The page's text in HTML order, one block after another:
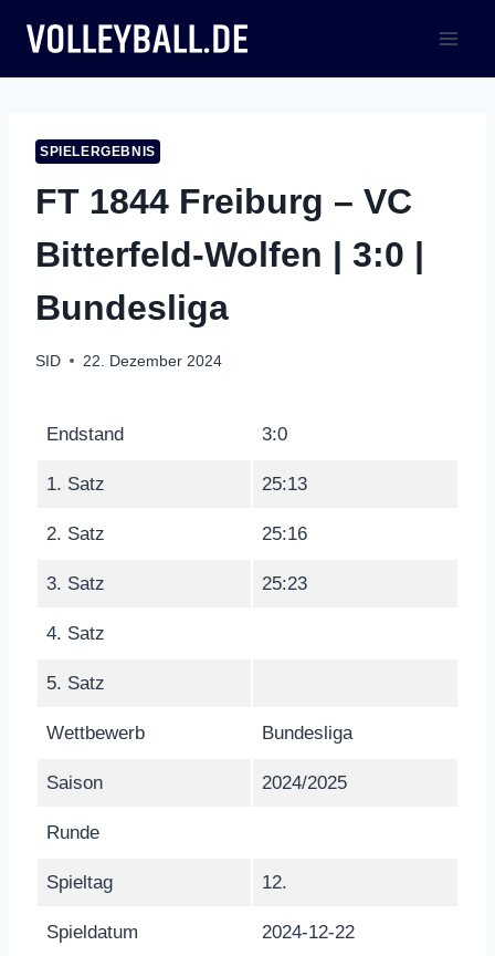
Inhalt
springen
SPIELERGEBNIS
FT 1844 Freiburg – VC
Bitterfeld-Wolfen | 3:0 |
Bundesliga
SID 22. Dezember 2024
Endstand 3:0
1. Satz 25:13
2. Satz 25:16
3. Satz 25:23
4. Satz
5. Satz
Wettbewerb Bundesliga
Saison 2024/2025
Runde
Spieltag 12.
Spieldatum 2024-12-22